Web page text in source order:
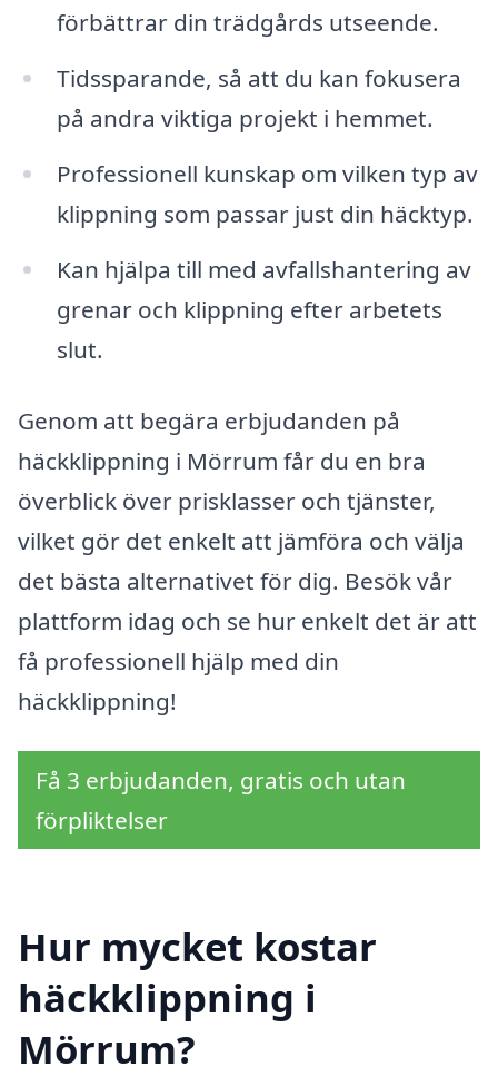
förbättrar din trädgårds utseende.
Tidssparande, så att du kan fokusera
på andra viktiga projekt i hemmet.
Professionell kunskap om vilken typ av
klippning som passar just din häcktyp.
Kan hjälpa till med avfallshantering av
grenar och klippning efter arbetets
slut.
Genom att begära erbjudanden på
häckklippning i Mörrum får du en bra
överblick över prisklasser och tjänster,
vilket gör det enkelt att jämföra och välja
det bästa alternativet för dig. Besök vår
plattform idag och se hur enkelt det är att
få professionell hjälp med din
häckklippning!
Få 3 erbjudanden, gratis och utan
förpliktelser
Hur mycket kostar
häckklippning i
Mörrum?